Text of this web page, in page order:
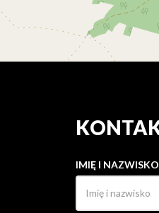
IMIĘ I NAZWISKO